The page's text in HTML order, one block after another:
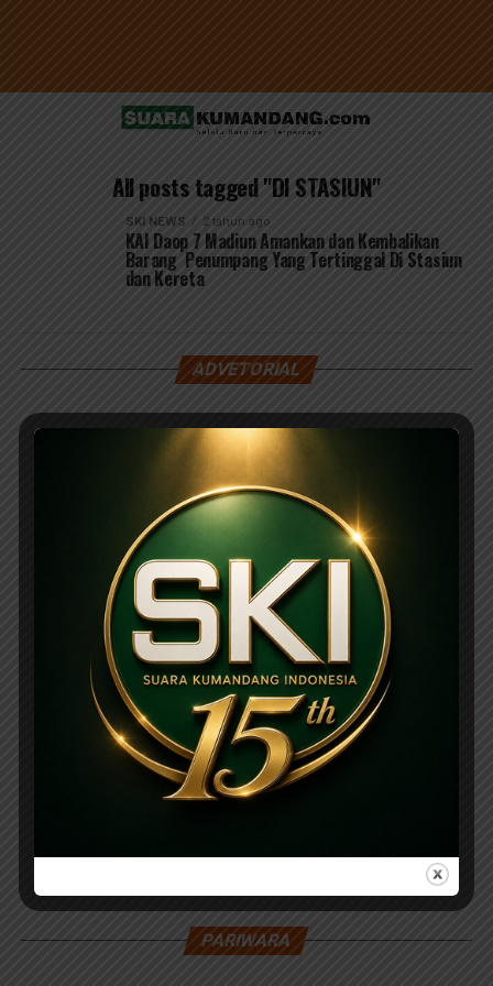
All posts tagged "DI STASIUN"
SKI NEWS 2 tahun ago
KAI Daop 7 Madiun Amankan dan Kembalikan
Barang Penumpang Yang Tertinggal Di Stasiun
dan Kereta
ADVETORIAL
PARIWARA